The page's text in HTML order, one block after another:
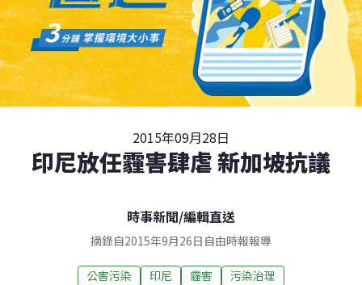
2015年09月28日
印尼放任霾害肆虐 新加坡抗議
時事新聞/編輯直送
摘錄自2015年9月26日自由時報報導
公害污染 印尼 霾害 污染治理